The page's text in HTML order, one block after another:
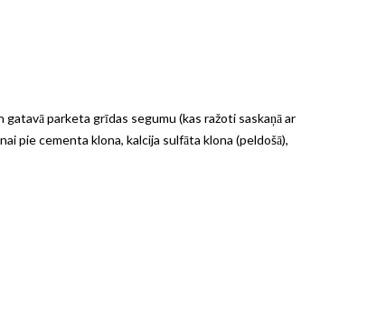
parketa grīdas segumu (kas ražoti saskaņā ar
pie cementa klona, kalcija sulfāta klona (peldošā),